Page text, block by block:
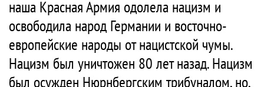
наша Красная Армия одолела нацизм и
освободила народ Германии и восточно-
европейские народы от нацистской чумы.
Нацизм был уничтожен 80 лет назад. Нацизм
был осужден Нюрнбергским трибуналом, но,